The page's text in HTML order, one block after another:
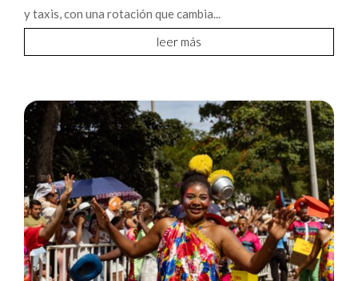
y taxis, con una rotación que cambia...
leer más